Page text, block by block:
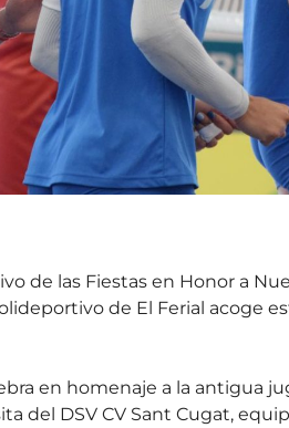
de las Fiestas en Honor a
de El Ferial acoge
en homenaje a la antigua
del DSV CV Sant Cugat,